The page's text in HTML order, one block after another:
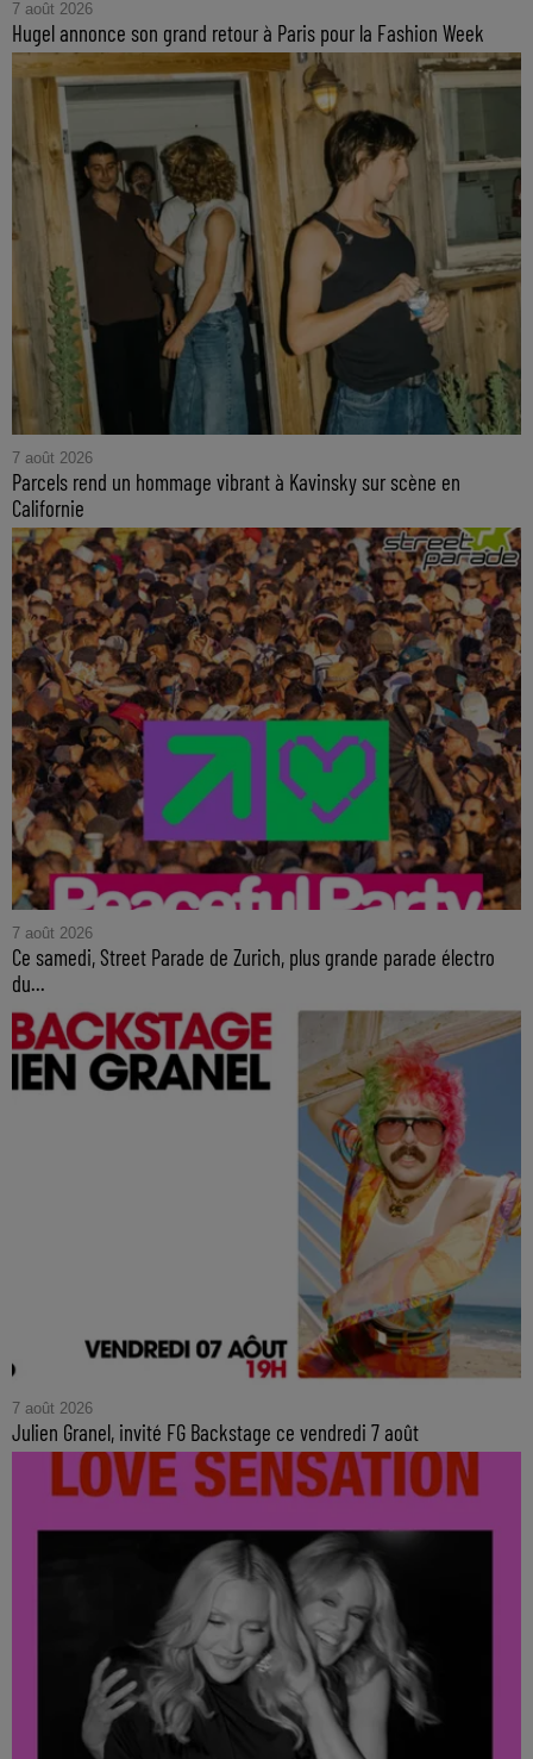
7 août 2026
Hugel annonce son grand retour à Paris pour la Fashion Week
7 août 2026
Parcels rend un hommage vibrant à Kavinsky sur scène en
Californie
7 août 2026
Ce samedi, Street Parade de Zurich, plus grande parade électro
du...
7 août 2026
Julien Granel, invité FG Backstage ce vendredi 7 août